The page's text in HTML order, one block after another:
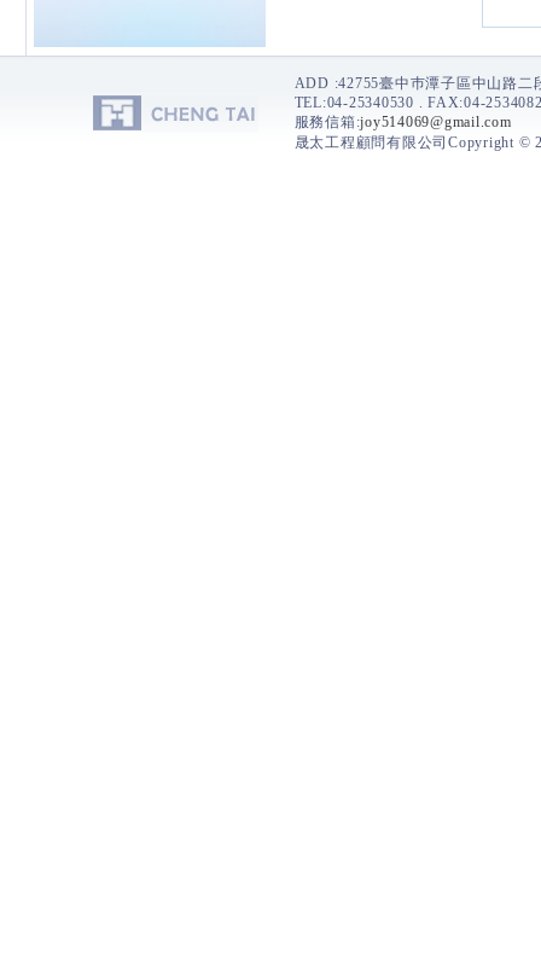
ADD :42755臺中巿潭子區中山路
TEL:04-25340530 . FAX:04-
服務信箱:joy514069@gmail.com
晟太工程顧問有限公司Copyright ©